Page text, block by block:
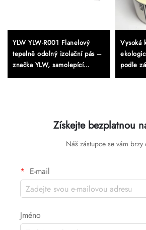
YLW YLW-R001 Flanelový
tepelně odolný izolační pás –
značka YLW, samolepící
akrylát, jednostranný, 0,3 mm
Vysoká
podle
Získejte bezplatnou
Náš zástupce se vám brzy
E-mail
Jméno